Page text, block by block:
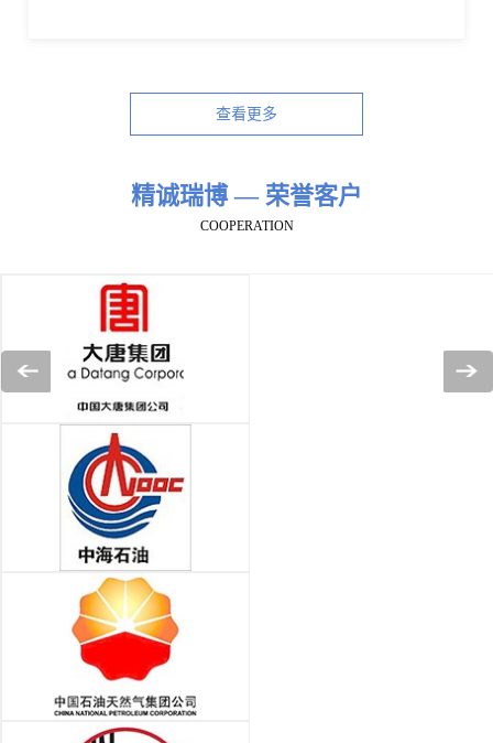
查看更多
精诚瑞博 — 荣誉客户
COOPERATION